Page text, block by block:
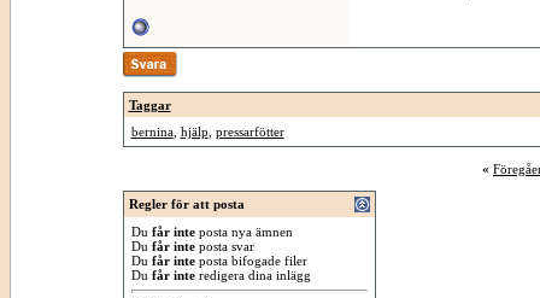
Taggar
bernina, hjälp pressarfötter
«
Regler för att posta
Du får inteposta nya ämnen
Du får inteposta svar
Du får inteposta bifogade filer
Du får interedigera dina inlägg